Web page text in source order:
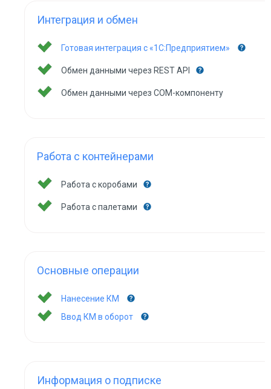
Интеграция и обмен
Готовая интеграция с «1С:Предприятием»
Обмен данными через REST API
Обмен данными через COM-компоненту
Работа с контейнерами
Работа с коробами
Работа с палетами
Основные операции
Нанесение КМ
Ввод КМ в оборот
Информация о подписке